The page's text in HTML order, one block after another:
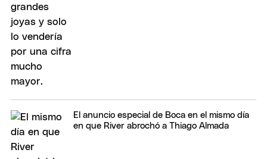
El anuncio especial de Boca en el mismo día
en que River abrochó a Thiago Almada